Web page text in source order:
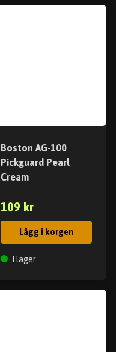
Boston AG-100
Pickguard Pearl
Cream
109 kr
Lägg i korgen
I lager